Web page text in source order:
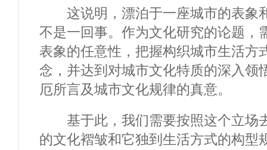
这说明，漂泊于一座城市的表象
不是一回事。作为文化研究的论题，
表象的任意性，把握构织城市生活方
念，并达到对城市文化特质的深入领
厄所言及城市文化规律的真意。
基于此，我们需要按照这个立场
的文化褶皱和它独到生活方式的构型